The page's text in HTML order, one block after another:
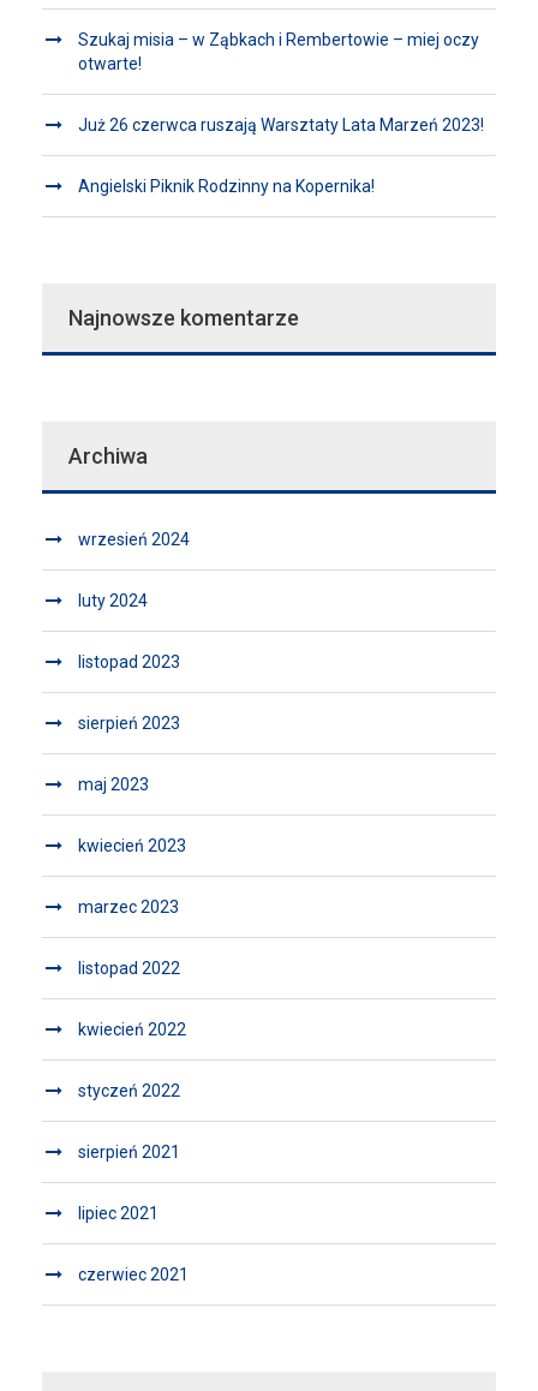
Szukaj misia – w Ząbkach i Rembertowie – miej oczy
otwarte!
Już 26 czerwca ruszają Warsztaty Lata Marzeń 2023!
Angielski Piknik Rodzinny na Kopernika!
Najnowsze komentarze
Archiwa
wrzesień 2024
luty 2024
listopad 2023
sierpień 2023
maj 2023
kwiecień 2023
marzec 2023
listopad 2022
kwiecień 2022
styczeń 2022
sierpień 2021
lipiec 2021
czerwiec 2021